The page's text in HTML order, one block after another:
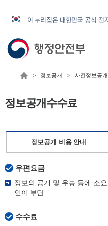
이 누리집은 대한민국 공식 전
정보공개수수료
> 정보공개 > 사전정보공개
정보공개 비용 안내
우편요금
정보의 공개 및 우송 등에 소
인이 부담
수수료